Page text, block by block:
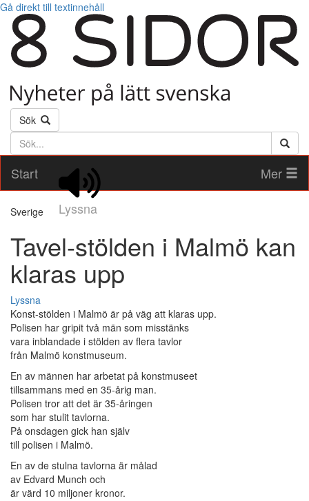
Gå direkt till textinnehåll
Sök
Söktext
Start
Lyssna
Mer
Sverige
Tavel-stölden i Malmö kan
klaras upp
Lyssna
Konst-stölden i Malmö är på väg att klaras upp.
Polisen har gripit två män som misstänks
vara inblandade i stölden av flera tavlor
från Malmö konstmuseum.
En av männen har arbetat på konstmuseet
tillsammans med en 35-årig man.
Polisen tror att det är 35-åringen
som har stulit tavlorna.
På onsdagen gick han själv
till polisen i Malmö.
En av de stulna tavlorna är målad
av Edvard Munch och
är värd 10 miljoner kronor.